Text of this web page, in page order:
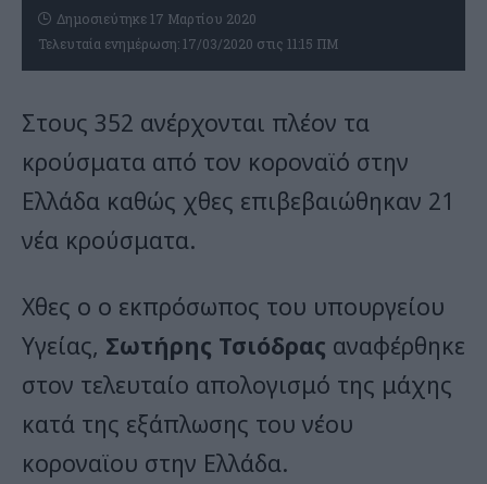
Τελευταία ενημέρωση: 17/03/2020 στις 11:15 ΠΜ
Δημοσιεύτηκε 17 Μαρτίου 2020
Στους 352 ανέρχονται πλέον τα
κρούσματα από τον κοροναϊό στην
Ελλάδα καθώς χθες επιβεβαιώθηκαν 21
νέα κρούσματα.
Χθες ο ο εκπρόσωπος του υπουργείου
Υγείας, Σωτήρης Τσιόδρας αναφέρθηκε
στον τελευταίο απολογισμό της μάχης
κατά της εξάπλωσης του νέου
κοροναϊου στην Ελλάδα.